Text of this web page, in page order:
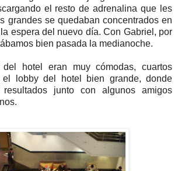
el resto de adrenalina que les
grandes se quedaban concentrados en
espera del nuevo día. Con Gabriel, por
bien pasada la medianoche.
del hotel eran muy cómodas, cuartos
el lobby del hotel bien grande, donde
resultados junto con algunos amigos